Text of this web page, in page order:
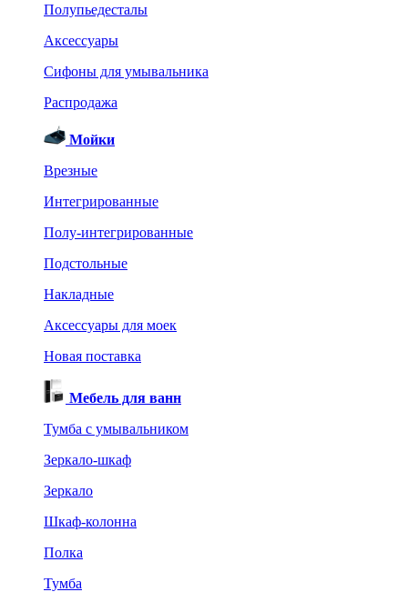
Полупьедесталы
Аксессуары
Сифоны для умывальника
Распродажа
Мойки
Врезные
Интегрированные
Полу-интегрированные
Подстольные
Накладные
Аксессуары для моек
Новая поставка
Мебель для ванн
Тумба с умывальником
Зеркало-шкаф
Зеркало
Шкаф-колонна
Полка
Тумба